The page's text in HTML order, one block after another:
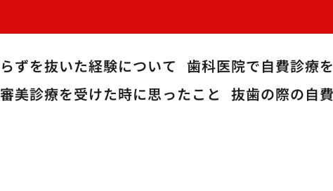
ずを抜いた経験について
歯科医院で自費診療
美診療を受けた時に思ったこと
抜歯の際の自